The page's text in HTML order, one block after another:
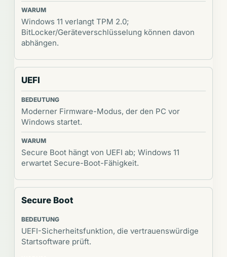
Windows 11 verlangt TPM 2.0;
BitLocker/Geräteverschlüsselung können davon
abhängen.
UEFI
Moderner Firmware-Modus, der den PC vor
Windows startet.
Secure Boot hängt von UEFI ab; Windows 11
erwartet Secure-Boot-Fähigkeit.
Secure Boot
UEFI-Sicherheitsfunktion, die vertrauenswürdige
Startsoftware prüft.